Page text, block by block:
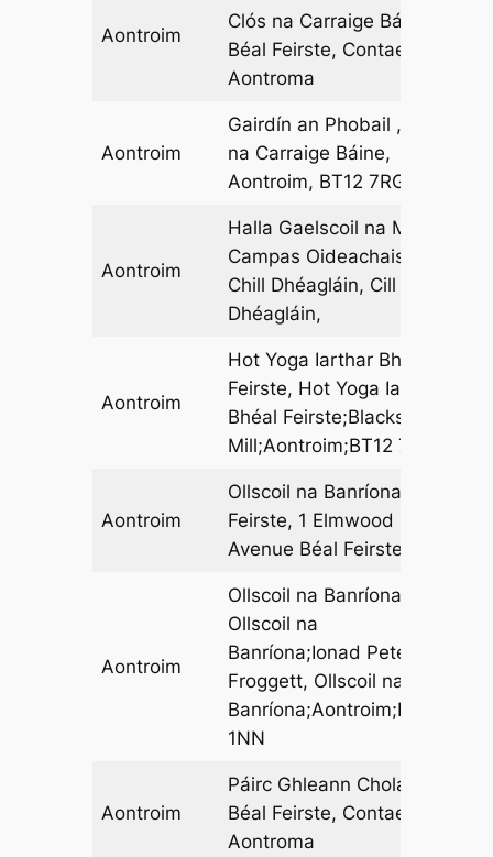
Aontroim
Clós na Carraige Báine,
Béal Feirste, Contae
Aontroma
Aontroim
Gairdín an Phobail , Clós
na Carraige Báine,
Aontroim, BT12 7RG
Aontroim
Halla Gaelscoil na Mí,
Campas Oideachais
Chill Dhéagláin, Cill
Dhéagláin,
Aontroim
Hot Yoga Iarthar Bhéal
Feirste, Hot Yoga Iarthar
Bhéal Feirste;Blackstaff
Mill;Aontroim;BT12 7AB
Aontroim
Ollscoil na Banríona Béal
Feirste, 1 Elmwood
Avenue Béal Feirste
Aontroim
Ollscoil na Banríona,
Ollscoil na
Banríona;Ionad Peter
Froggett, Ollscoil na
Banríona;Aontroim;BT7
1NN
Aontroim
Páirc Ghleann Cholainn,
Béal Feirste, Contae
Aontroma